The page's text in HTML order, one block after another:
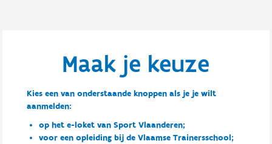
Maak je keuze
Kies een van onderstaande knoppen als je je wilt
aanmelden:
op het e-loket van Sport Vlaanderen;
voor een opleiding bij de Vlaamse Trainersschool;